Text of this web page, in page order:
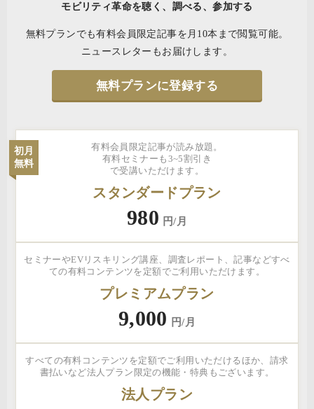
モビリティ革命を聴く、調べる、参加する
無料プランでも有料会員限定記事を月10本まで閲覧可能。
ニュースレターもお届けします。
無料プランに登録する
有料会員限定記事が読み放題。
有料セミナーも3~5割引き
で受講いただけます。
初月
無料
スタンダードプラン
980 円/月
セミナーやEVリスキリング講座、調査レポート、記事などすべ
ての有料コンテンツを定額でご利用いただけます。
プレミアムプラン
9,000 円/月
すべての有料コンテンツを定額でご利用いただけるほか、請求
書払いなど法人プラン限定の機能・特典もございます。
法人プラン